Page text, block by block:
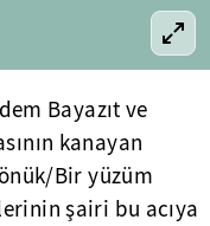
Bayazıt ve
kanayan
Bir yüzüm
şairi bu acıya